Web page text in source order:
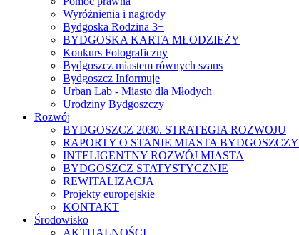
Wyróżnienia i nagrody
Bydgoska Rodzina 3+
BYDGOSKA KARTA MŁODZIEŻY
Konkurs Fotograficzny
Bydgoszcz miastem równych szans
Bydgoszcz Informuje
Urban Lab - Miasto dla Młodych
Urodziny Bydgoszczy
Rozwój
BYDGOSZCZ 2030. STRATEGIA ROZWOJU
RAPORTY O STANIE MIASTA BYDGOSZCZY
INTELIGENTNY ROZWÓJ MIASTA
BYDGOSZCZ STATYSTYCZNIE
REWITALIZACJA
Projekty europejskie
KONTAKT
Środowisko